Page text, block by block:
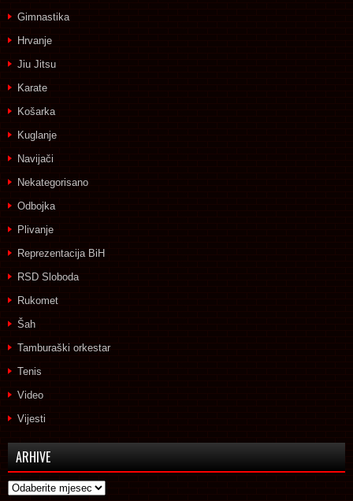
Gimnastika
Hrvanje
Jiu Jitsu
Karate
Košarka
Kuglanje
Navijači
Nekategorisano
Odbojka
Plivanje
Reprezentacija BiH
RSD Sloboda
Rukomet
Šah
Tamburaški orkestar
Tenis
Video
Vijesti
ARHIVE
Arhive